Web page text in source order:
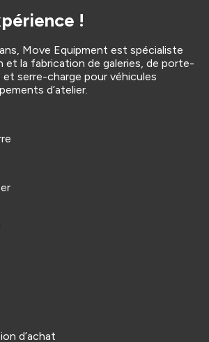
!
Move Equipment est spécialiste
et la fabrication de galeries, de porte-
serre-charge pour véhicules
d’atelier.
d’achat